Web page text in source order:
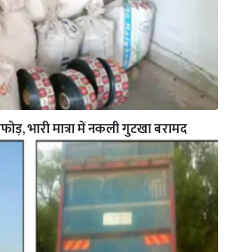
भारी मात्रा में नकली गुटखा बरामद